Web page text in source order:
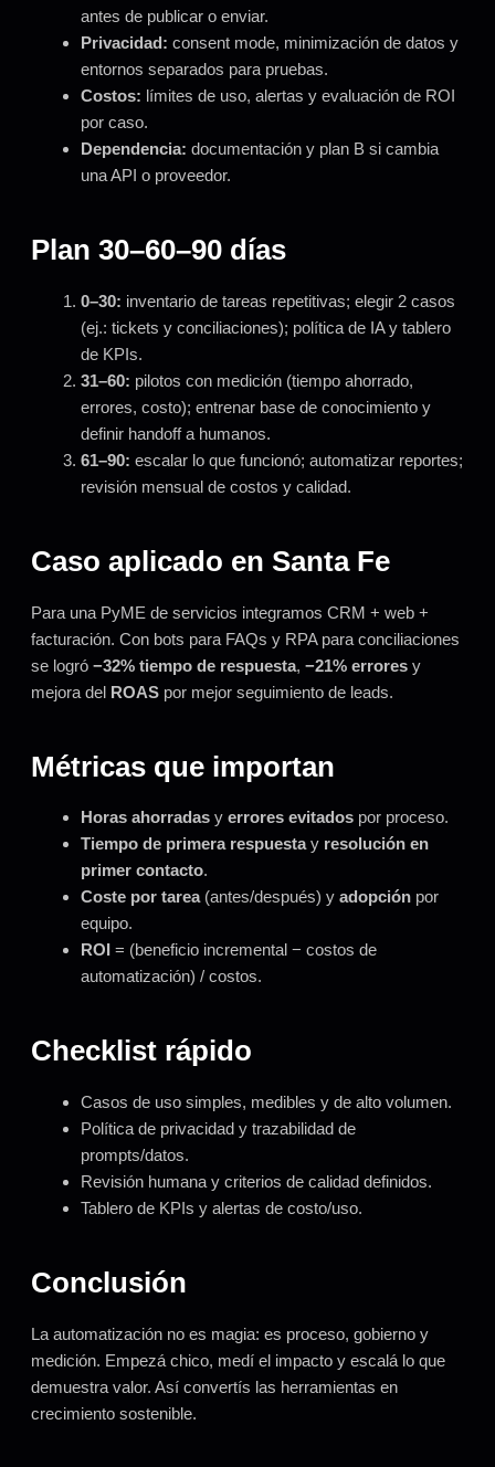
antes de publicar o enviar.
Privacidad: consent mode, minimización de datos y
entornos separados para pruebas.
Costos: límites de uso, alertas y evaluación de ROI
por caso.
Dependencia: documentación y plan B si cambia
una API o proveedor.
Plan 30–60–90 días
0–30: inventario de tareas repetitivas; elegir 2 casos
(ej.: tickets y conciliaciones); política de IA y tablero
de KPIs.
31–60: pilotos con medición (tiempo ahorrado,
errores, costo); entrenar base de conocimiento y
definir handoff a humanos.
61–90: escalar lo que funcionó; automatizar reportes;
revisión mensual de costos y calidad.
Caso aplicado en Santa Fe
Para una PyME de servicios integramos CRM + web +
facturación. Con bots para FAQs y RPA para conciliaciones
se logró −32% tiempo de respuesta, −21% errores y
mejora del ROAS por mejor seguimiento de leads.
Métricas que importan
Horas ahorradas y errores evitados por proceso.
Tiempo de primera respuestay resolución en
primer contacto.
Coste por tarea(antes/después) y adopción por
equipo.
ROI = (beneficio incremental − costos de
automatización) / costos.
Checklist rápido
Casos de uso simples, medibles y de alto volumen.
Política de privacidad y trazabilidad de
prompts/datos.
Revisión humana y criterios de calidad definidos.
Tablero de KPIs y alertas de costo/uso.
Conclusión
La automatización no es magia: es proceso, gobierno y
medición. Empezá chico, medí el impacto y escalá lo que
demuestra valor. Así convertís las herramientas en
crecimiento sostenible.